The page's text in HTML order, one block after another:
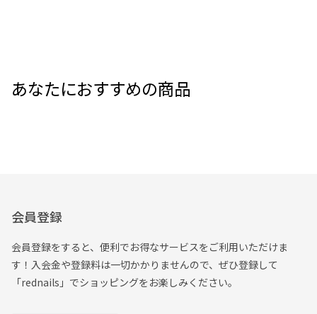
あなたにおすすめの商品
会員登録
会員登録をすると、便利でお得なサービスをご利用いただけま
す！入会金や登録料は一切かかりませんので、ぜひ登録して
「rednails」でショッピングをお楽しみください。